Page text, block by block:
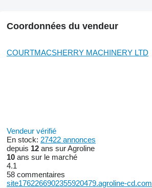
Coordonnées du vendeur
COURTMACSHERRY MACHINERY LTD
Vendeur vérifié
En stock: 27422 annonces
depuis 12 ans sur Agroline
10 ans sur le marché
4.1
58 commentaires
site1762266902355920479.agroline-cd.com